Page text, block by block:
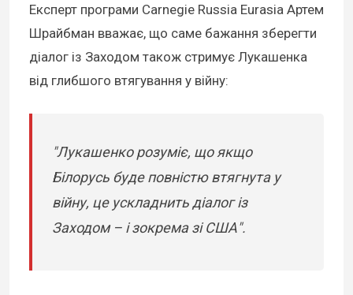
Експерт програми Carnegie Russia Eurasia Артем
Шрайбман вважає, що саме бажання зберегти
діалог із Заходом також стримує Лукашенка
від глибшого втягування у війну:
"Лукашенко розуміє, що якщо
Білорусь буде повністю втягнута у
війну, це ускладнить діалог із
Заходом – і зокрема зі США".